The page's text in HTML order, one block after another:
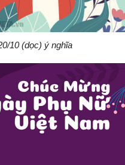
10 (dọc) ý nghĩa